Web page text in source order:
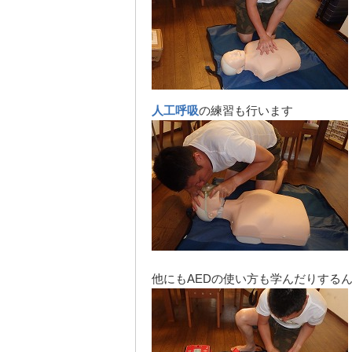
人工呼吸の練習も行います
他にもAEDの使い方も学んだりする